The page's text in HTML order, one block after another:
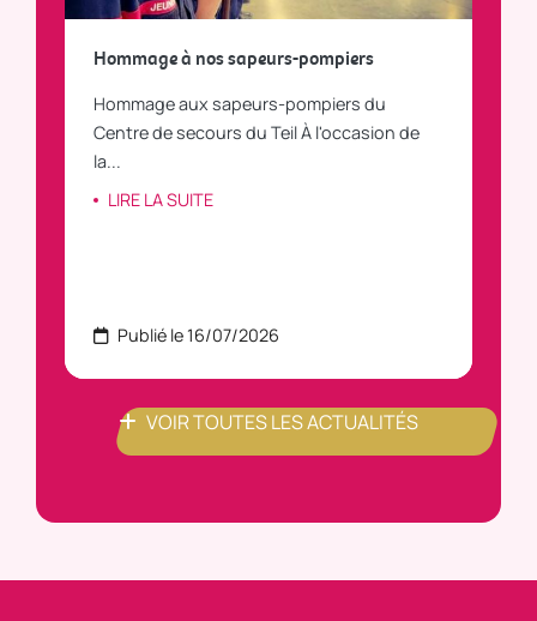
Hommage à nos sapeurs-pompiers
Hommage aux sapeurs-pompiers du
Centre de secours du Teil À l'occasion de
la...
LIRE LA SUITE
Publié le 16/07/2026
VOIR TOUTES LES ACTUALITÉS